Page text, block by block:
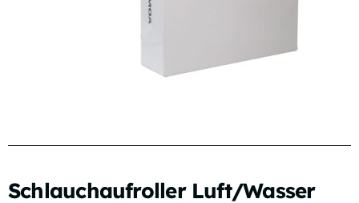
Schlauchaufroller Luft/Wasser